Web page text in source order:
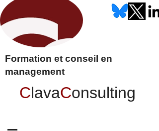
Formation et conseil en
management
ClavaConsulting